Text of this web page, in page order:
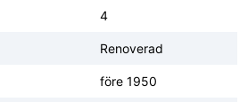
4
Renoverad
före 1950